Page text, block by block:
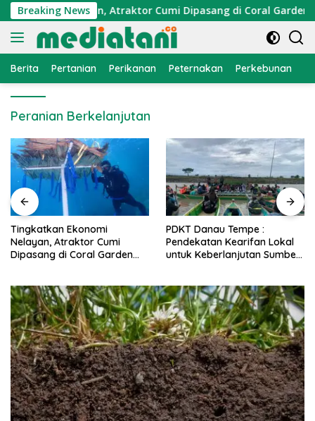
Langsung
ke
konten
Breaking News
Nelayan, Atraktor Cumi Dipasang di Coral Garden
Berita Pertanian Perikanan Peternakan Perkebunan
Peranian Berkelanjutan
PDKT Danau Tempe :
Pendekatan Kearifan Lokal
untuk Keberlanjutan Sumber
Cara Mengatasi Penyakit
PMK pada Sapi Perah Secara
Alami dan Medis